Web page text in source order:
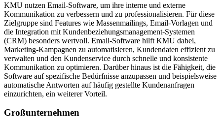
KMU nutzen Email-Software, um ihre interne und externe
Kommunikation zu verbessern und zu professionalisieren. Für diese
Zielgruppe sind Features wie Massenmailings, Email-Vorlagen und
die Integration mit Kundenbeziehungsmanagement-Systemen
(CRM) besonders wertvoll. Email-Software hilft KMU dabei,
Marketing-Kampagnen zu automatisieren, Kundendaten effizient zu
verwalten und den Kundenservice durch schnelle und konsistente
Kommunikation zu optimieren. Darüber hinaus ist die Fähigkeit, die
Software auf spezifische Bedürfnisse anzupassen und beispielsweise
automatische Antworten auf häufig gestellte Kundenanfragen
einzurichten, ein weiterer Vorteil.
Großunternehmen